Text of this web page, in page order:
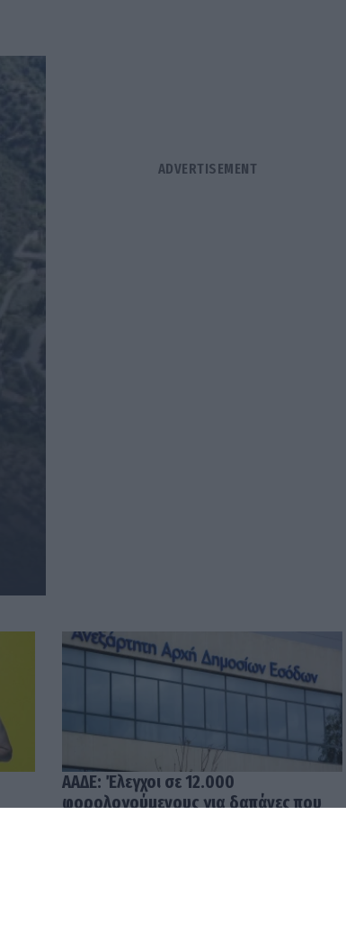
ΑΑΔΕ: Έλεγχοι σε 12.000
φορολογούμενους για δαπάνες που